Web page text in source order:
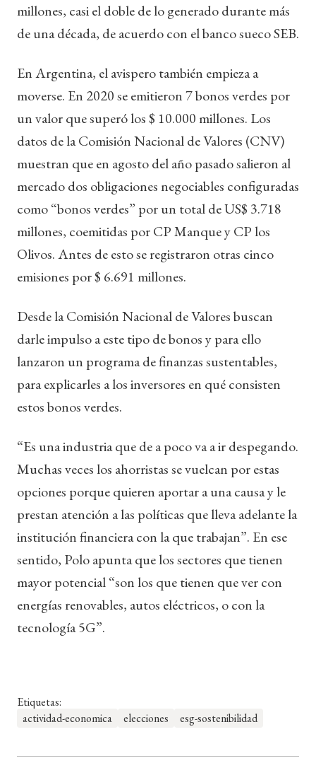
millones, casi el doble de lo generado durante más
de una década, de acuerdo con el banco sueco SEB.
En Argentina, el avispero también empieza a
moverse. En 2020 se emitieron 7 bonos verdes por
un valor que superó los $ 10.000 millones. Los
datos de la Comisión Nacional de Valores (CNV)
muestran que en agosto del año pasado salieron al
mercado dos obligaciones negociables configuradas
como “bonos verdes” por un total de US$ 3.718
millones, coemitidas por CP Manque y CP los
Olivos. Antes de esto se registraron otras cinco
emisiones por $ 6.691 millones.
Desde la Comisión Nacional de Valores buscan
darle impulso a este tipo de bonos y para ello
lanzaron un programa de finanzas sustentables,
para explicarles a los inversores en qué consisten
estos bonos verdes.
“Es una industria que de a poco va a ir despegando.
Muchas veces los ahorristas se vuelcan por estas
opciones porque quieren aportar a una causa y le
prestan atención a las políticas que lleva adelante la
institución financiera con la que trabajan”. En ese
sentido, Polo apunta que los sectores que tienen
mayor potencial “son los que tienen que ver con
energías renovables, autos eléctricos, o con la
tecnología 5G”.
Etiquetas:
actividad-economica
elecciones esg-sostenibilidad